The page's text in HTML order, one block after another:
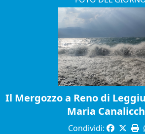
Il Mergozzo a Reno di
Maria
Condividi: